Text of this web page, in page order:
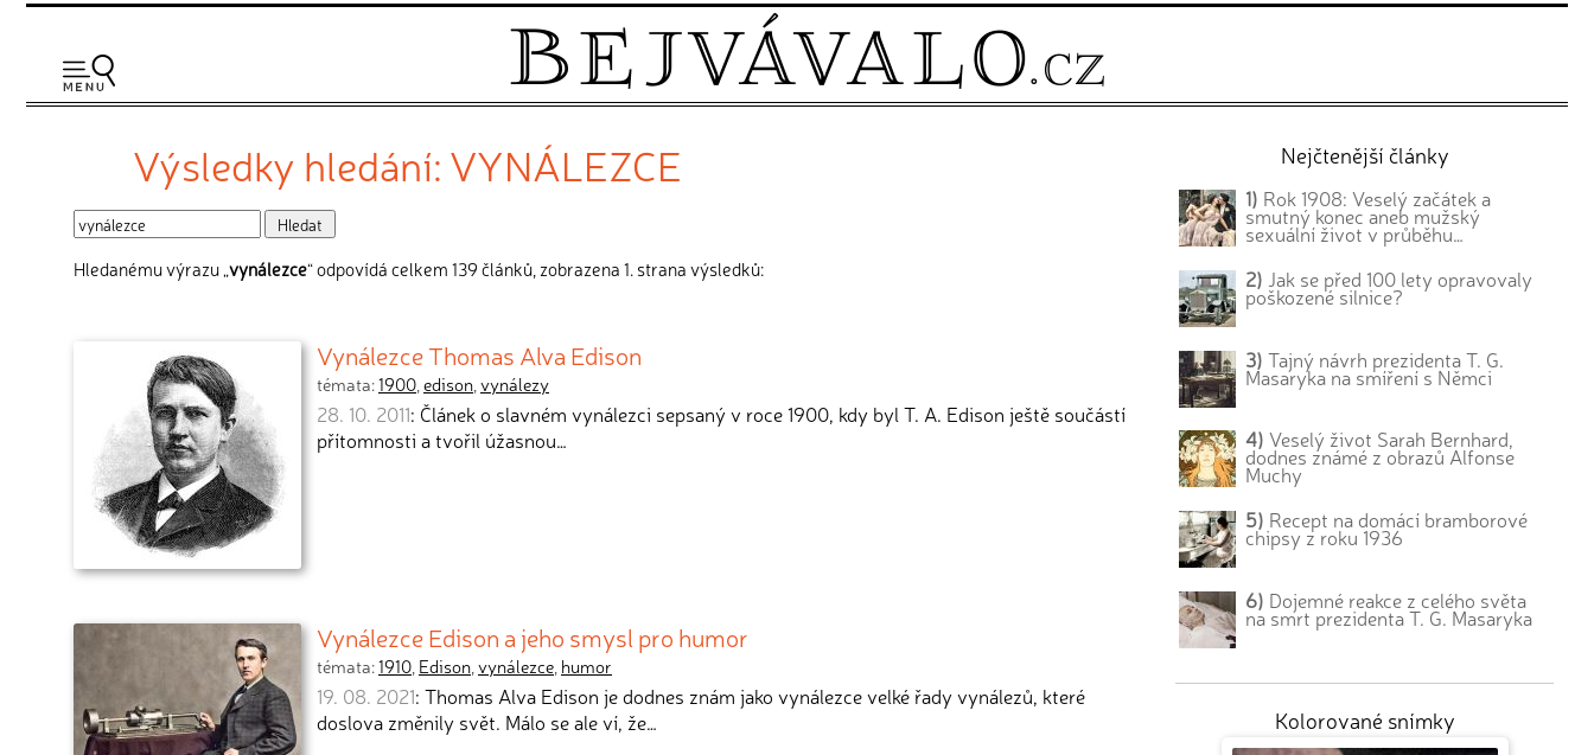
Výsledky hledání: VYNÁLEZCE
Hledanému výrazu „vynálezce“ odpovídá celkem 139 článků, zobrazena 1. strana výsledků:
Vynálezce Thomas Alva Edison
témata:1900,edison,vynálezy
28. 10. 2011: Článek o slavném vynálezci sepsaný v roce 1900, kdy byl T. A. Edison ještě součástí
přítomnosti a tvořil úžasnou…
Vynálezce Edison a jeho smysl pro humor
témata:1910, Edison,vynálezce, humor
19. 08. 2021: Thomas Alva Edison je dodnes znám jako vynálezce velké řady vynálezů, které
doslova změnily svět. Málo se ale ví, že…
Nejčtenější články
1) Rok 1908: Veselý začátek a
smutný konec aneb mužský
sexuální život v průběhu…
2) Jak se před 100 lety opravovaly
poškozené silnice?
3) Tajný návrh prezidenta T. G.
Masaryka na smíření s Němci
4) Veselý život Sarah Bernhard,
dodnes známé z obrazů Alfonse
Muchy
5) Recept na domácí bramborové
chipsy z roku 1936
6) Dojemné reakce z celého světa
na smrt prezidenta T. G. Masaryka
Kolorované snímky